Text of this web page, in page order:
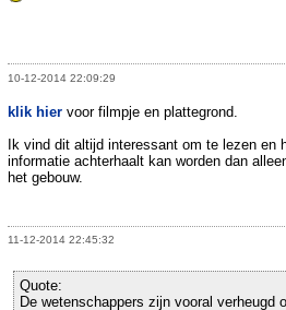
10-12-2014 22:09:29
klik hier voor filmpje en plattegrond.
Ik vind dit altijd interessant om te lezen en
informatie achterhaalt kan worden dan
het gebouw.
11-12-2014 22:45:32
Quote:
De wetenschappers zijn vooral verheugd